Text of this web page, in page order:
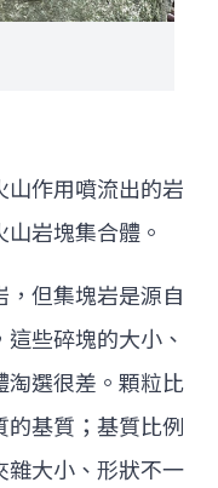
山作用噴流出的岩
岩塊集合體。
，但集塊岩是源自
些碎塊的大小、
淘選很差。顆粒比
基質；基質比例
雜大小、形狀不一